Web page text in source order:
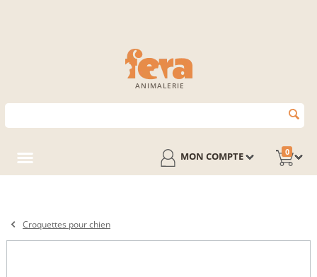
ANIMALERIE
0
MON COMPTE
Croquettes pour chien